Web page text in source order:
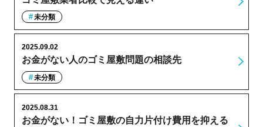
未分類
お金がない人のゴミ屋敷問題の相談先
2025.09.02
未分類
お金がない！ゴミ屋敷の自力片付け費用を抑える
2025.08.31